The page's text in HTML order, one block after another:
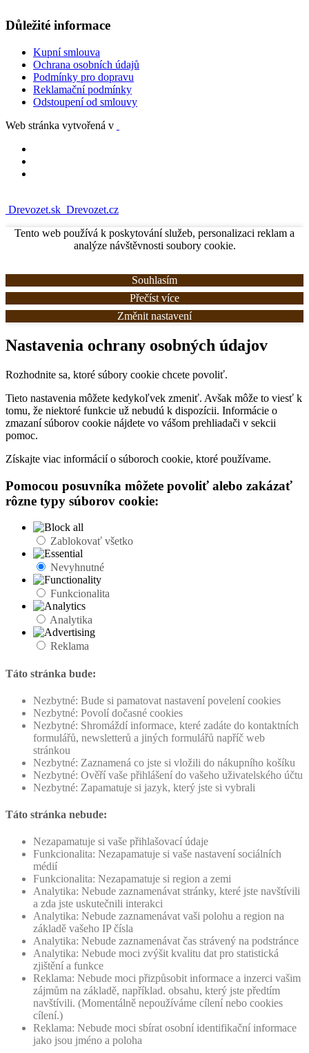
Důležité informace
Kupní smlouva
Ochrana osobních údajů
Podmínky pro dopravu
Reklamační podmínky
Odstoupení od smlouvy
Web stránka vytvořená v
Drevozet.sk Drevozet.cz
Tento web používá k poskytování služeb, personalizaci reklam a
analýze návštěvnosti soubory cookie.
Souhlasím
Přečíst více
Změnit nastavení
Nastavenia ochrany osobných údajov
Rozhodnite sa, ktoré súbory cookie chcete povoliť.
Tieto nastavenia môžete kedykoľvek zmeniť. Avšak môže to viesť k
tomu, že niektoré funkcie už nebudú k dispozícii. Informácie o
zmazaní súborov cookie nájdete vo vášom prehliadači v sekcii
pomoc.
Získajte viac informácií o súboroch cookie, ktoré používame.
Pomocou posuvníka môžete povoliť alebo zakázať
rôzne typy súborov cookie:
Zablokovať všetko
Nevyhnutné
Funkcionalita
Analytika
Reklama
Táto stránka bude:
Nezbytné: Bude si pamatovat nastavení povelení cookies
Nezbytné: Povolí dočasné cookies
Nezbytné: Shromáždí informace, které zadáte do kontaktních
formulářů, newsletterů a jiných formulářů napříč web
stránkou
Nezbytné: Zaznamená co jste si vložili do nákupního košíku
Nezbytné: Ověří vaše přihlášení do vašeho uživatelského účtu
Nezbytné: Zapamatuje si jazyk, který jste si vybrali
Táto stránka nebude:
Nezapamatuje si vaše přihlašovací údaje
Funkcionalita: Nezapamatuje si vaše nastavení sociálních
médií
Funkcionalita: Nezapamatuje si region a zemi
Analytika: Nebude zaznamenávat stránky, které jste navštívili
a zda jste uskutečnili interakci
Analytika: Nebude zaznamenávat vaši polohu a region na
základě vašeho IP čísla
Analytika: Nebude zaznamenávat čas strávený na podstránce
Analytika: Nebude moci zvýšit kvalitu dat pro statistická
zjištění a funkce
Reklama: Nebude moci přizpůsobit informace a inzerci vašim
zájmům na základě, například. obsahu, který jste předtím
navštívili. (Momentálně nepoužíváme cílení nebo cookies
cílení.)
Reklama: Nebude moci sbírat osobní identifikační informace
jako jsou jméno a poloha